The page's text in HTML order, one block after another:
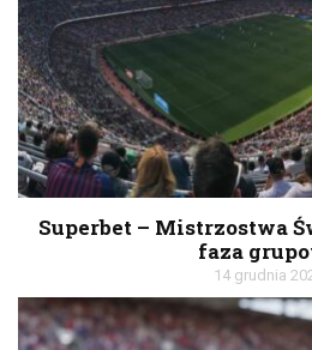
Superbet – Mistrzostwa
faza
14 grudnia